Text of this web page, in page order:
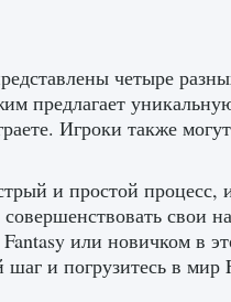
четыре
предлагает
Игроки также
и простой процесс,
свои
или новичком в
и погрузитесь в